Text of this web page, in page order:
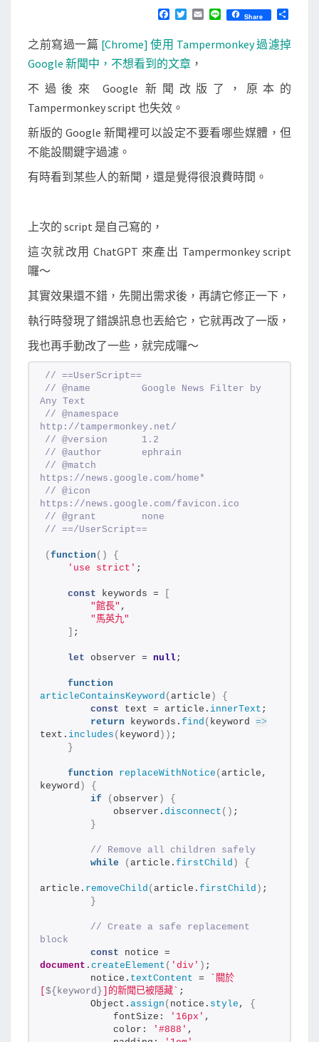
用
a
m
p
e
r
m
n
過
掉
G
o
l
新
聞
不
2
2
5
新
)
T
S
c
e
b
o
o
k
t
t
e
r
E
i
e
Share
之前寫過一篇 [Chrome] 使用 Tampermonkey 過濾掉
Google 新聞中，不想看到的文章 ，
不過後來 Google 新聞改版了，原本的
Tampermonkey script 也失效。
新版的 Google 新聞裡可以設定不要看哪些媒體，但
不能設關鍵字過濾。
有時看到某些人的新聞，還是覺得很浪費時間。
上次的 script 是自己寫的，
這次就改用 ChatGPT 來產出 Tampermonkey script
囉～
其實效果還不錯，先開出需求後，再請它修正一下，
執行時發現了錯誤訊息也丟給它，它就再改了一版，
我也再手動改了一些，就完成囉～
// ==UserScript==
// @name         Google News Filter by
Any Text
// @namespace
http://tampermonkey.net/
// @version      1.2
// @author       ephrain
// @match
https://news.google.com/home*
// @icon
https://news.google.com/favicon.ico
// @grant        none
// ==/UserScript==
( function ( )
{
'use strict' ;
const keywords =
"館長" ,
"馬英九"
;
let observer = null;
function
articleContainsKeyword ( article )
{
const text = article. innerText ;
return keywords. find ( keyword =>
text. includes ( keyword ) ) ;
}
function replaceWithNotice ( article,
keyword )
{
if
( observer )
{
            observer.
disconnect ( ) ;
}
// Remove all children safely
while
( article. firstChild ) {
article. removeChild ( article. firstChild ) ;
}
// Create a safe replacement
block
const
document . createElement ( 'div' ) ;
        notice.
textContent =
`關於
${keyword} ]的新聞已被隱藏` ;
        Object.
assign ( notice. style , {
            fontSize:
'16px' ,
            color:
'#888' ,